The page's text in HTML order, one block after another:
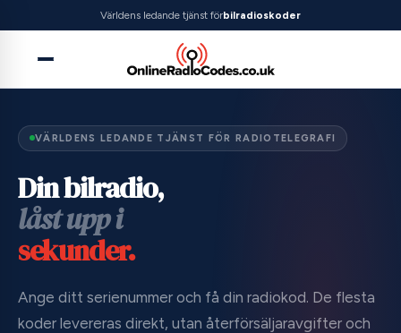
Världens ledande tjänst förbilradioskoder
VÄRLDENS LEDANDE TJÄNST FÖR RADIOTELEGRAFI
Din bilradio,
låst upp i
sekunder.
Ange ditt serienummer och få din radiokod. De flesta
koder levereras direkt, utan återförsäljaravgifter och